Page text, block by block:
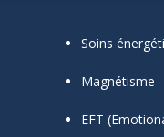
Soins
Magnétisme
EFT